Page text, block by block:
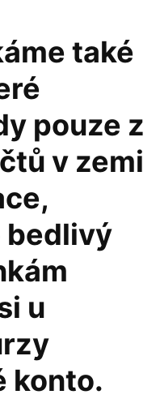
také
pouze z
v zemi
bedlivý
u
konto.